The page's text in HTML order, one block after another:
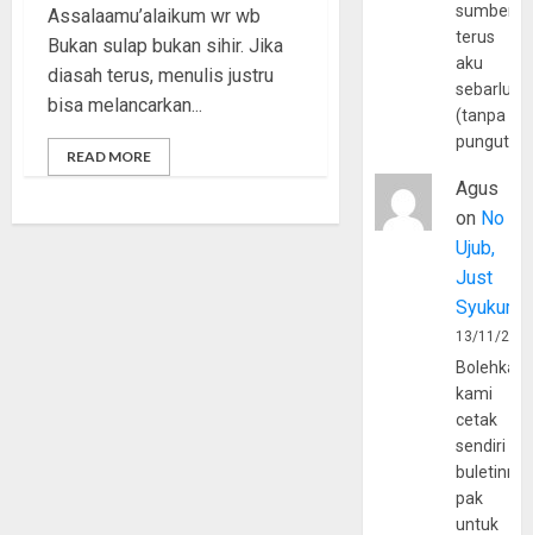
Assalaamu’alaikum wr wb
Bukan sulap bukan sihir. Jika
diasah terus, menulis justru
bisa melancarkan...
READ MORE
sumber
terus
aku
(tanpa
Agus
on No
Ujub,
Just
Syukur
13/11/
Bolehkah
kami
cetak
sendiri
pak
untuk